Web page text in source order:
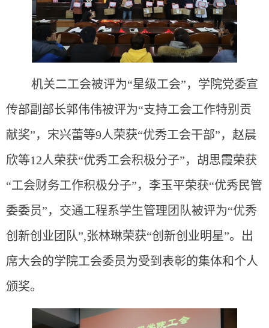
机关二工会被评为“星级工会”，学院党委宣
传部副部长郭伟伟被评为“支持工会工作特别贡
献奖”，宋兴蕾等9人荣获“优秀工会干部”，赵晨
欣等12人荣获“优秀工会积极分子”，胡思霞荣获
“工会财务工作积极分子”，李玉平荣获“优秀民管
委委员”，交通工程系学生管理团队被评为“优秀
创新创业团队”,张林琳荣获“创新创业明星”。出
席大会的学院工会委员为受到表彰的集体和个人
颁奖。